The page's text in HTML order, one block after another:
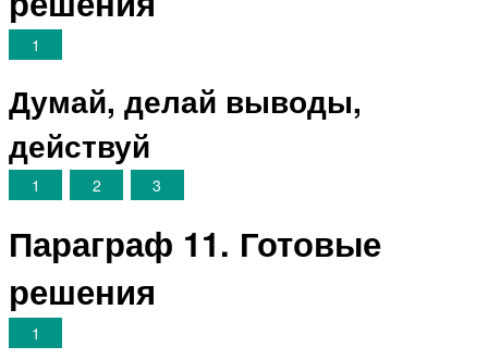
1
Думай, делай выводы,
действуй
1 2 3
Параграф 11. Готовые
решения
1